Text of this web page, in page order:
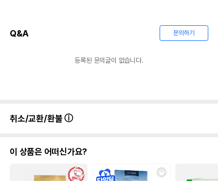
Q&A 문의하기
등록된 문의글이 없습니다.
취소/교환/환불
이 상품은 어떠신가요?